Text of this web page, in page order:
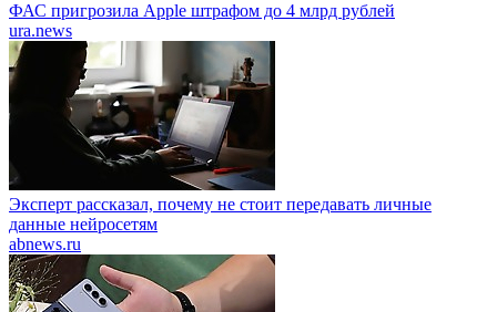
ФАС пригрозила Apple штрафом до 4 млрд рублей
ura.news
Эксперт рассказал, почему не стоит передавать личные
данные нейросетям
abnews.ru